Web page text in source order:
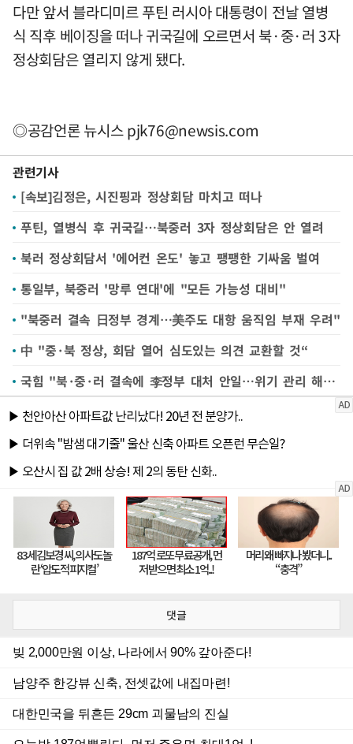
다만 앞서 블라디미르 푸틴 러시아 대통령이 전날 열병
식 직후 베이징을 떠나 귀국길에 오르면서 북·중·러 3자
정상회담은 열리지 않게 됐다.
◎공감언론 뉴시스pjk76@newsis.com
관련기사
[속보]김정은, 시진핑과 정상회담 마치고 떠나
푸틴, 열병식 후 귀국길…북중러 3자 정상회담은 안 열려
북러 정상회담서 '에어컨 온도' 놓고 팽팽한 기싸움 벌여
통일부, 북중러 '망루 연대'에 "모든 가능성 대비"
"북중러 결속 日정부 경계…美주도 대항 움직임 부재 우려"
中 "중·북 정상, 회담 열어 심도있는 의견 교환할 것“
국힘 "북·중·러 결속에 李정부 대처 안일…위기 관리 해야"
댓글